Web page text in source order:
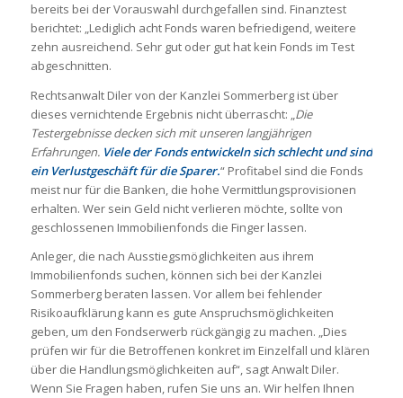
bereits bei der Vorauswahl durchgefallen sind. Finanztest
berichtet: „Lediglich acht Fonds waren befriedigend, weitere
zehn ausreichend. Sehr gut oder gut hat kein Fonds im Test
abgeschnitten.
Rechtsanwalt Diler von der Kanzlei Sommerberg ist über
dieses vernichtende Ergebnis nicht überrascht: „ Die
Testergebnisse decken sich mit unseren langjährigen
Erfahrungen. Viele der Fonds entwickeln sich schlecht und sind
ein Verlustgeschäft für die Sparer.“ Profitabel sind die Fonds
meist nur für die Banken, die hohe Vermittlungsprovisionen
erhalten. Wer sein Geld nicht verlieren möchte, sollte von
geschlossenen Immobilienfonds die Finger lassen.
Anleger, die nach Ausstiegsmöglichkeiten aus ihrem
Immobilienfonds suchen, können sich bei der Kanzlei
Sommerberg beraten lassen. Vor allem bei fehlender
Risikoaufklärung kann es gute Anspruchsmöglichkeiten
geben, um den Fondserwerb rückgängig zu machen. „Dies
prüfen wir für die Betroffenen konkret im Einzelfall und klären
über die Handlungsmöglichkeiten auf“, sagt Anwalt Diler.
Wenn Sie Fragen haben, rufen Sie uns an. Wir helfen Ihnen